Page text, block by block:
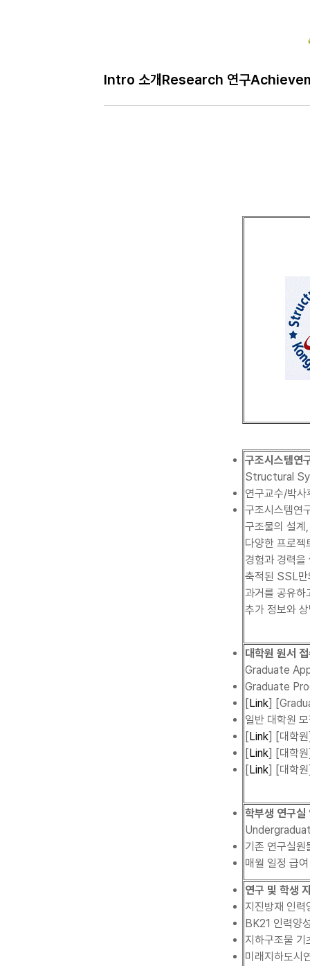
Intro 소개 Research 연구
구조시스템연
Structural
연구교수/박
구조시스템연
구조물의 설계
다양한 프로젝
경험과 경력을
축적된 SSL만
과거를 공유하
추가 정보와
대학원 원서
Graduate
Graduate
[Link]
일반 대학원
[Link] [대학
[Link] [대학
[Link] [대학
학부생 연구실
기존 연구실원
매월 일정 급
연구 및 학생
지진방재 인
BK21 인력양
지하구조물
미래지하도시